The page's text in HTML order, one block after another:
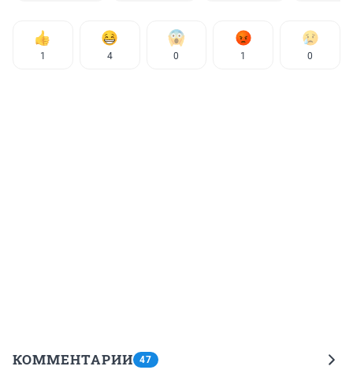
1 4 0 1 0
КОММЕНТАРИИ 47